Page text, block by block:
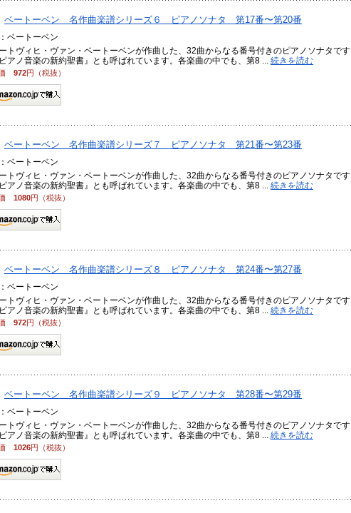
ベートーベン 名作曲楽譜シリーズ６ ピアノソナタ 第17番〜第20番
ベートーベン
トヴィヒ・ヴァン・ベートーベンが作曲した、32曲からなる番号付きのピアノソナタです
ピアノ音楽の新約聖書』とも呼ばれています。各楽曲の中でも、第8 ... 続きを読む
972円（税抜）
ベートーベン 名作曲楽譜シリーズ７ ピアノソナタ 第21番〜第23番
ベートーベン
トヴィヒ・ヴァン・ベートーベンが作曲した、32曲からなる番号付きのピアノソナタです
ピアノ音楽の新約聖書』とも呼ばれています。各楽曲の中でも、第8 ... 続きを読む
1080円（税抜）
ベートーベン 名作曲楽譜シリーズ８ ピアノソナタ 第24番〜第27番
ベートーベン
トヴィヒ・ヴァン・ベートーベンが作曲した、32曲からなる番号付きのピアノソナタです
ピアノ音楽の新約聖書』とも呼ばれています。各楽曲の中でも、第8 ... 続きを読む
972円（税抜）
ベートーベン 名作曲楽譜シリーズ９ ピアノソナタ 第28番〜第29番
ベートーベン
トヴィヒ・ヴァン・ベートーベンが作曲した、32曲からなる番号付きのピアノソナタです
ピアノ音楽の新約聖書』とも呼ばれています。各楽曲の中でも、第8 ... 続きを読む
1026円（税抜）